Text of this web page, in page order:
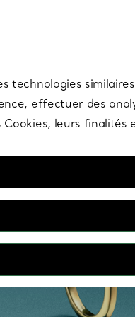
technologies
effectuer des
Cookies, leurs